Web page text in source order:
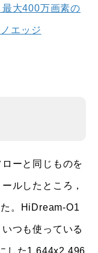
大400万画素の
エッジ
ーと同じものを
ルしたところ，
。HiDream-O1
つも使っている
した1,644x2,496